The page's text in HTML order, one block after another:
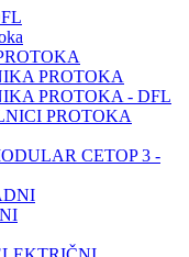
PROTOKA
PROTOKA - DFL
PROTOKA
CETOP 3 -